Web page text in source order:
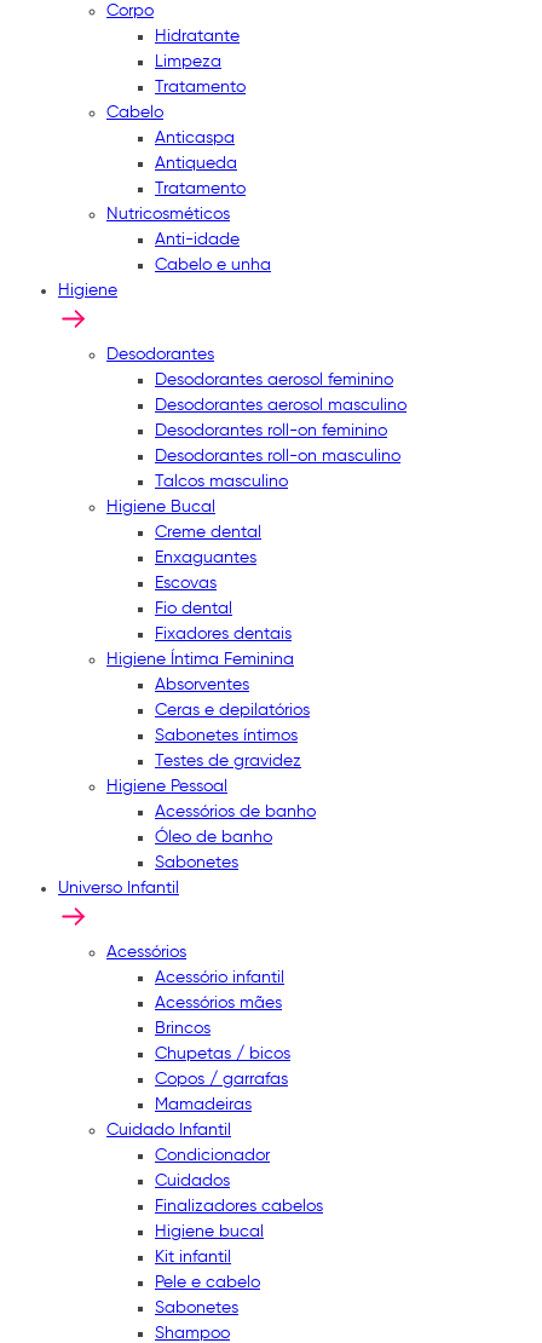
Corpo
Hidratante
Limpeza
Tratamento
Cabelo
Anticaspa
Antiqueda
Tratamento
Nutricosméticos
Anti-idade
Cabelo e unha
Higiene
Desodorantes
Desodorantes aerosol feminino
Desodorantes aerosol masculino
Desodorantes roll-on feminino
Desodorantes roll-on masculino
Talcos masculino
Higiene Bucal
Creme dental
Enxaguantes
Escovas
Fio dental
Fixadores dentais
Higiene Íntima Feminina
Absorventes
Ceras e depilatórios
Sabonetes íntimos
Testes de gravidez
Higiene Pessoal
Acessórios de banho
Óleo de banho
Sabonetes
Universo Infantil
Acessórios
Acessório infantil
Acessórios mães
Brincos
Chupetas / bicos
Copos / garrafas
Mamadeiras
Cuidado Infantil
Condicionador
Cuidados
Finalizadores cabelos
Higiene bucal
Kit infantil
Pele e cabelo
Sabonetes
Shampoo